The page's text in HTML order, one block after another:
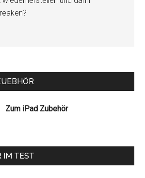
Zum iPad Zubehör
IM TEST